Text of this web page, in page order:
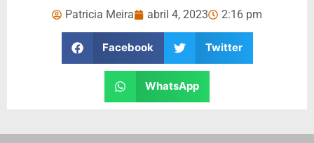
Patricia Meira abril 4, 2023 2:16 pm
Facebook Twitter
WhatsApp